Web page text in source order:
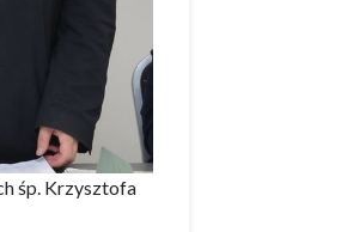
śp. Krzysztofa